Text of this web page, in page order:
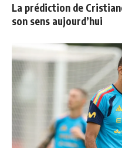
La prédiction de
son sens aujourd’hui